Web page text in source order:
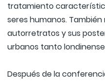
tratamiento
seres humanos.
autorretratos y sus
urbanos tanto
Después de la